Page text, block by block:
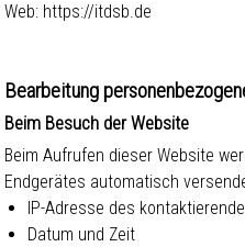
Web: https://itdsb.de
Bearbeitung
Beim Besuch der Website
Beim Aufrufen dieser Website
Endgerätes automatisch
IP-Adresse des
Datum und Zeit